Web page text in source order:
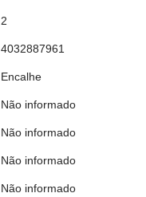
2
4032887961
Encalhe
Não informado
Não informado
Não informado
Não informado